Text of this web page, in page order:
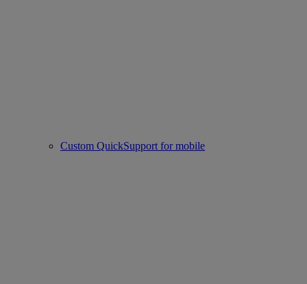
Custom QuickSupport for mobile